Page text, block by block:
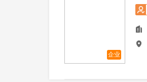
企业